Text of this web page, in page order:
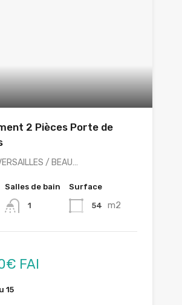
2 Pièces Porte de
/ BEAU…
Salles de bain
1
Surface
54 m2
FAI
15